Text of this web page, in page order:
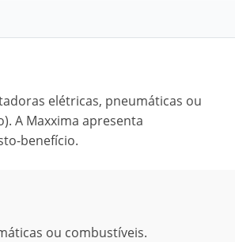
elétricas, pneumáticas ou
A Maxxima apresenta
benefício.
ou combustíveis.